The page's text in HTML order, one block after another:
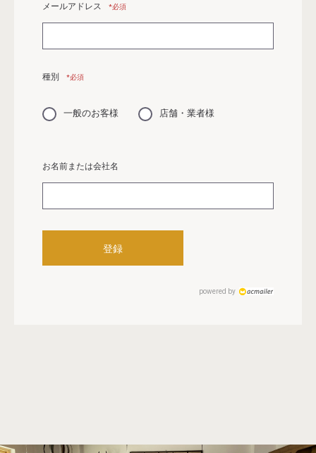
メールアドレス *必須
種別 *必須
一般のお客様 店舗・業者様
お名前または会社名
powered by